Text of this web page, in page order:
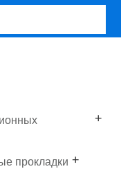
прокладки